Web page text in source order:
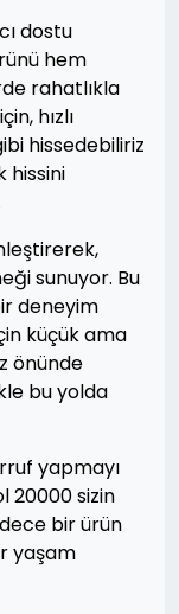
dostu
hem
rahatlıkla
hızlı
hissedebiliriz
hissini
sunuyor. Bu
deneyim
küçük ama
önünde
bu yolda
yapmayı
20000 sizin
bir ürün
yaşam